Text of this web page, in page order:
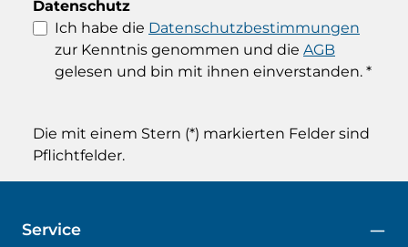
Datenschutz
Ich habe die Datenschutzbestimmungen
zur Kenntnis genommen und die AGB
gelesen und bin mit ihnen einverstanden. *
Die mit einem Stern (*) markierten Felder sind
Pflichtfelder.
Service